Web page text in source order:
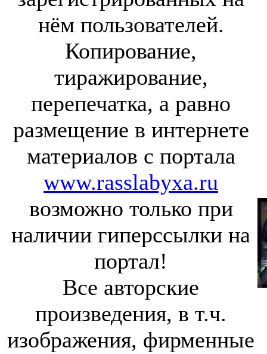
нём пользователей.
Копирование,
тиражирование,
перепечатка, а равно
размещение в интернете
материалов с портала
www.rasslabyxa.ru
возможно только при
наличии гиперссылки на
портал!
Все авторские
произведения, в т.ч.
изображения, фирменные